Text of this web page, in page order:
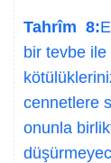
Tahrîm 8:
bir tevbe
cennetlere
onunla